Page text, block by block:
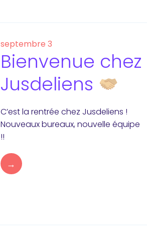
septembre 3
Bienvenue chez
Jusdeliens
C’est la rentrée chez Jusdeliens !
Nouveaux bureaux, nouvelle équipe
!!
→